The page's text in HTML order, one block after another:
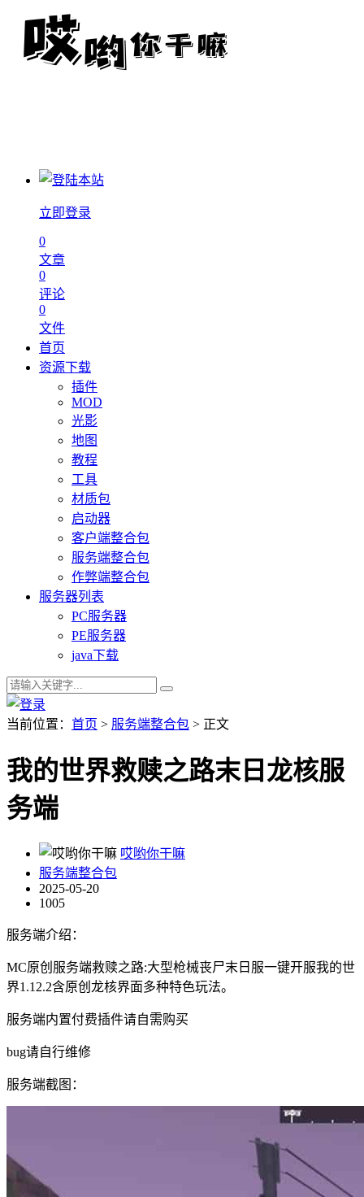
立即登录
0
文章
0
评论
0
文件
首页
资源下载
插件
MOD
光影
地图
教程
工具
材质包
启动器
客户端整合包
服务端整合包
作弊端整合包
服务器列表
PC服务器
PE服务器
java下载
当前位置： 首页 > 服务端整合包 > 正文
我的世界救赎之路末日龙核服
务端
哎哟你干嘛
服务端整合包
2025-05-20
1005
服务端介绍：
MC原创服务端救赎之路:大型枪械丧尸末日服一键开服我的世
界1.12.2含原创龙核界面多种特色玩法。
服务端内置付费插件请自需购买
bug请自行维修
服务端截图：